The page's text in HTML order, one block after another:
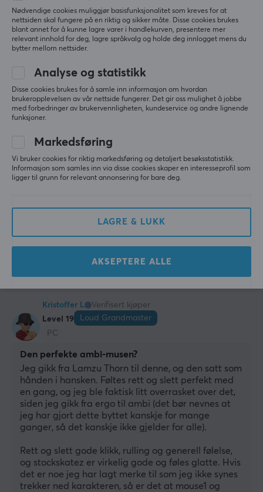
løsning, og sannsynligvis forårsaket av at jeg
trykker for hardt.
Belegget er bra, grepet er greit.
grepproblemer.
Klikkene er skarpe, veldig lette å spamme.
Venstreklikket har en metallisk ping-lyd, men ikke
så ille, bare til info.
Batteriet er bra, rundt 25-30 timer med 2k polling
rate. Ikke fantastisk, ikke dårlig.
Har brukt den i 2 uker, 0 problemer så langt.
Vis originalen
Kristoffer L
Verifisert kjøper
Level 19
Loud Grandmaster
PC
Den perfekte ambi-musen?
Jeg gikk fra Lamzu Thorn til denne, og den satt som
hånden i hansken. Føltes rett og slett perfekt med
en gang, og jeg ble faktisk litt overrasket over det,
siden jeg gikk fra ergo til ambi (det bør nevnes at
jeg har gjort dette byttet kanskje for mange
ganger, så det kanskje ikke gjelder for alle).
Rett og slett gode klikk, rulling og generell følelse,
og stockskatez er virkelig gode og føles glatte. Hvis
det er noe jeg har lagt merke til som jeg ikke synes
trekker ned karakteren, så er det at mouse1 og
Nødvendige cookies muliggjør basisfunksjonalitet som kreves for at
nettsiden skal fungere på en riktig og sikker måte. Disse cookies brukes
blant annet for å kunne lagre varer i handlekurven, presentere mer
relevant innhold for deg, lagre språkvalg og holde deg innlogget mens du
bytter mellom nettsider.
Analyse og statistikk
Disse cookies brukes for å samle inn informasjon om hvordan
brukeropplevelsen av vår nettside fungerer. Det gir oss mulighet å jobbe
med forbedringer av brukervennligheten, kundeservice og andre lignende
funksjoner.
Markedsføring
Vi bruker cookies for riktig markedsføring og detaljert besøksstatistikk.
Informasjon som samles inn via disse cookies skaper en interesseprofil som
ligger til grunn for relevant annonsering for bare deg.
LAGRE & LUKK
AKSEPTERE ALLE